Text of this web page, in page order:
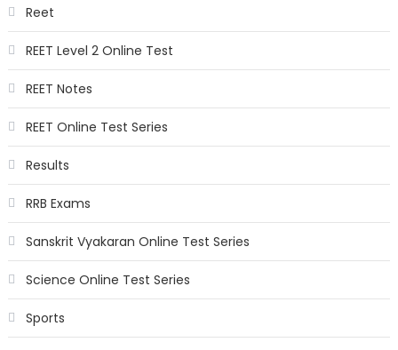
Reet
REET Level 2 Online Test
REET Notes
REET Online Test Series
Results
RRB Exams
Sanskrit Vyakaran Online Test Series
Science Online Test Series
Sports